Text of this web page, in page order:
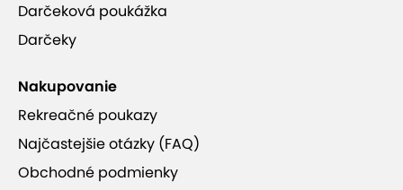
Luxlite Europe s.r.o.
Darčeková poukážka
Darčeky
Nakupovanie
Rekreačné poukazy
Najčastejšie otázky (FAQ)
Obchodné podmienky